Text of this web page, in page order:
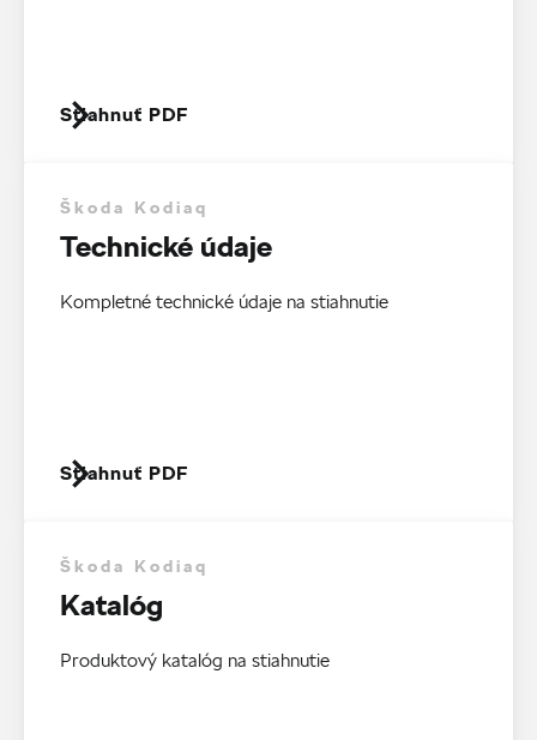
Stiahnuť PDF
Škoda Kodiaq
Technické údaje
Kompletné technické údaje na stiahnutie
Stiahnuť PDF
Škoda Kodiaq
Katalóg
Produktový katalóg na stiahnutie